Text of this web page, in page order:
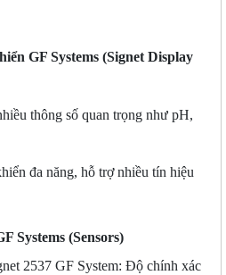
GF Systems (Signet Display
thông số quan trọng như pH,
đa năng, hỗ trợ nhiều tín hiệu
Systems (Sensors)
2537 GF System: Độ chính xác